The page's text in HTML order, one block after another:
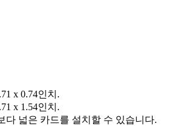
x 0.74인치.
x 1.54인치.
다 넓은 카드를 설치할 수 있습니다.